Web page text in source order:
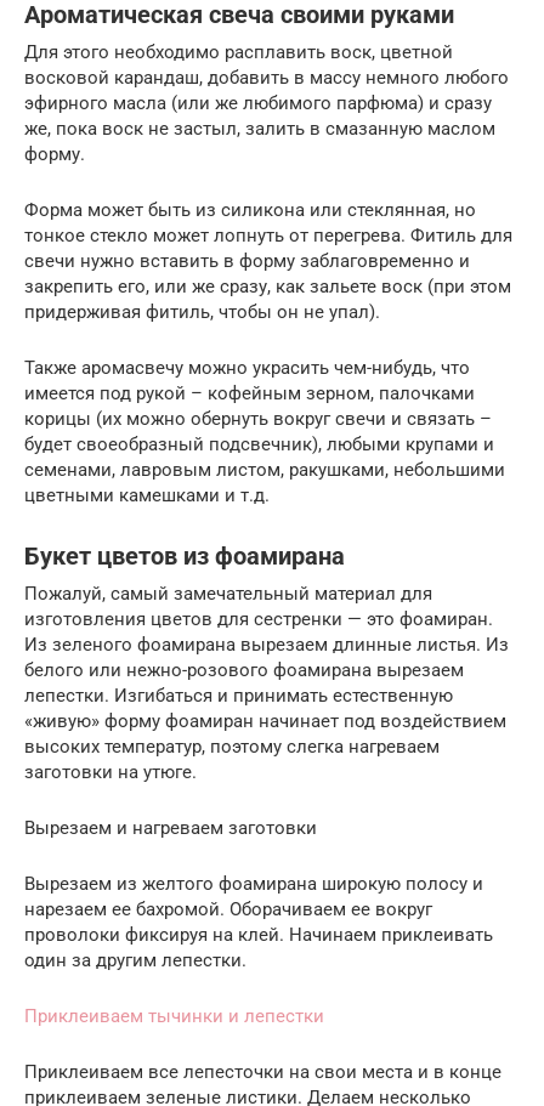
Ароматическая свеча своими руками
Для этого необходимо расплавить воск, цветной
восковой карандаш, добавить в массу немного любого
эфирного масла (или же любимого парфюма) и сразу
же, пока воск не застыл, залить в смазанную маслом
форму.
Форма может быть из силикона или стеклянная, но
тонкое стекло может лопнуть от перегрева. Фитиль для
свечи нужно вставить в форму заблаговременно и
закрепить его, или же сразу, как зальете воск (при этом
придерживая фитиль, чтобы он не упал).
Также аромасвечу можно украсить чем-нибудь, что
имеется под рукой – кофейным зерном, палочками
корицы (их можно обернуть вокруг свечи и связать –
будет своеобразный подсвечник), любыми крупами и
семенами, лавровым листом, ракушками, небольшими
цветными камешками и т.д.
Букет цветов из фоамирана
Пожалуй, самый замечательный материал для
изготовления цветов для сестренки — это фоамиран.
Из зеленого фоамирана вырезаем длинные листья. Из
белого или нежно-розового фоамирана вырезаем
лепестки. Изгибаться и принимать естественную
«живую» форму фоамиран начинает под воздействием
высоких температур, поэтому слегка нагреваем
заготовки на утюге.
Вырезаем и нагреваем заготовки
Вырезаем из желтого фоамирана широкую полосу и
нарезаем ее бахромой. Оборачиваем ее вокруг
проволоки фиксируя на клей. Начинаем приклеивать
один за другим лепестки.
Приклеиваем тычинки и лепестки
Приклеиваем все лепесточки на свои места и в конце
приклеиваем зеленые листики. Делаем несколько